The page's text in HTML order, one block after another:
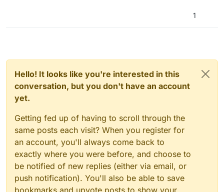
1
Hello! It looks like you're interested in this
conversation, but you don't have an account
yet.
Getting fed up of having to scroll through the
same posts each visit? When you register for
an account, you'll always come back to
exactly where you were before, and choose to
be notified of new replies (either via email, or
push notification). You'll also be able to save